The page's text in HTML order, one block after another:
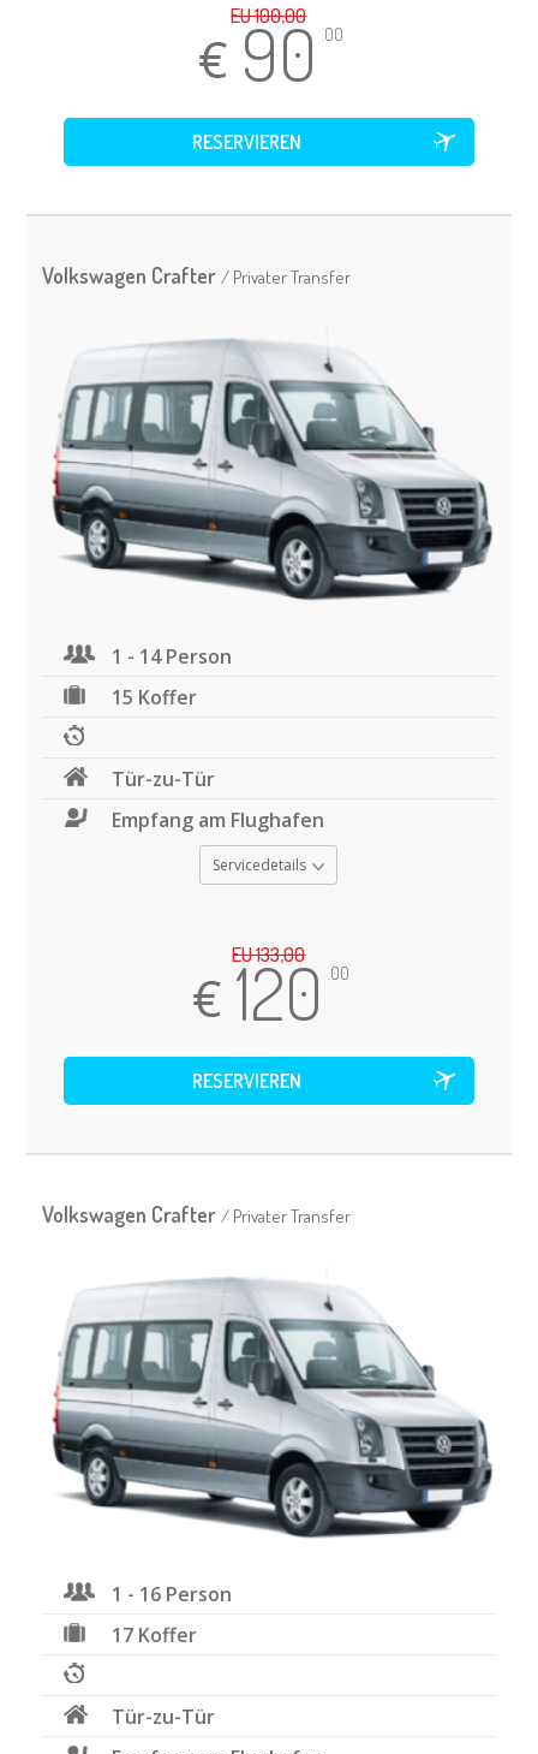
EU 100,00
90 .00
Volkswagen Crafter / Privater Transfer
1 - 14 Person
15 Koffer
Tür-zu-Tür
Empfang am Flughafen
Servicedetails
EU 133,00
120 .00
Volkswagen Crafter / Privater Transfer
1 - 16 Person
17 Koffer
Tür-zu-Tür